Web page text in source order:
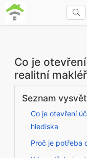
Co je
realitní
Seznam
Co je otevření
hlediska
Proč je potřeba